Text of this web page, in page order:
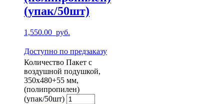
(упак/50шт)
1,550.00 руб.
Доступно по предзаказу
Количество Пакет с
воздушной подушкой,
350х480+55 мм,
(полипропилен)
(упак/50шт)